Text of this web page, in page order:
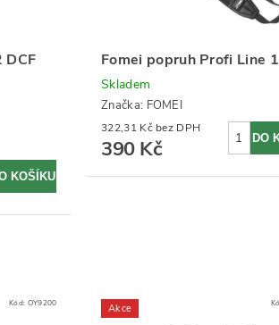
DCF
Fomei popruh Profi Line 1
Skladem
Značka: FOMEI
322,31 Kč bez DPH
390 Kč
Kód: OY9200 Akce